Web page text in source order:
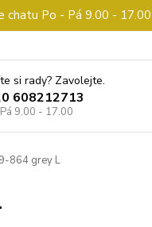
Po - Pá 9.00 - 17.00
si rady? Zavolejte.
608212713
9.00 - 17.00
864 grey L